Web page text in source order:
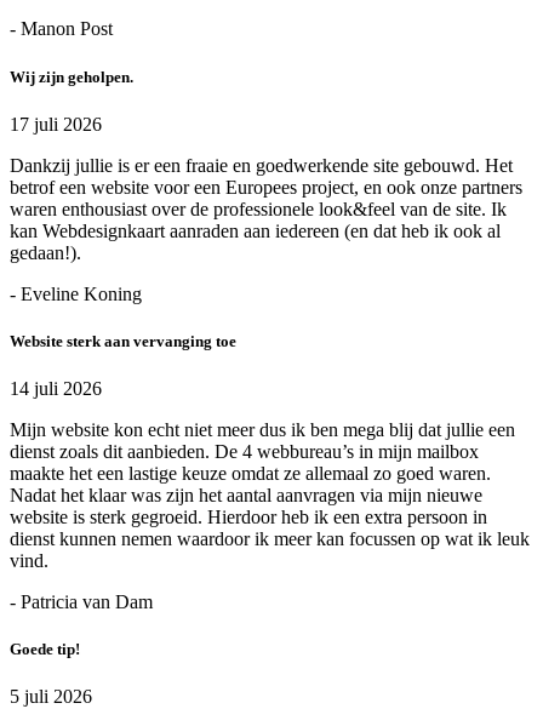
- Manon Post
Wij zijn geholpen.
17 juli 2026
Dankzij jullie is er een fraaie en goedwerkende site gebouwd. Het
betrof een website voor een Europees project, en ook onze partners
waren enthousiast over de professionele look&feel van de site. Ik
kan Webdesignkaart aanraden aan iedereen (en dat heb ik ook al
gedaan!).
- Eveline Koning
Website sterk aan vervanging toe
14 juli 2026
Mijn website kon echt niet meer dus ik ben mega blij dat jullie een
dienst zoals dit aanbieden. De 4 webbureau’s in mijn mailbox
maakte het een lastige keuze omdat ze allemaal zo goed waren.
Nadat het klaar was zijn het aantal aanvragen via mijn nieuwe
website is sterk gegroeid. Hierdoor heb ik een extra persoon in
dienst kunnen nemen waardoor ik meer kan focussen op wat ik leuk
vind.
- Patricia van Dam
Goede tip!
5 juli 2026